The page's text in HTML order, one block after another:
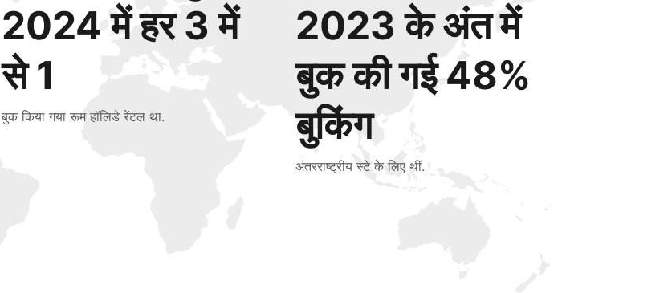
2024 में हर 3 में
से 1
बुक किया गया रूम हॉलिडे रेंटल था.
2023 के अंत में
बुक की गई 48%
बुकिंग
अंतरराष्ट्रीय स्टे के लिए थीं.